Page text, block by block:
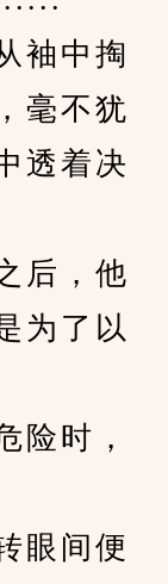
袖中掏
毫不犹
透着决
后，他
为了以
时，
眼间便